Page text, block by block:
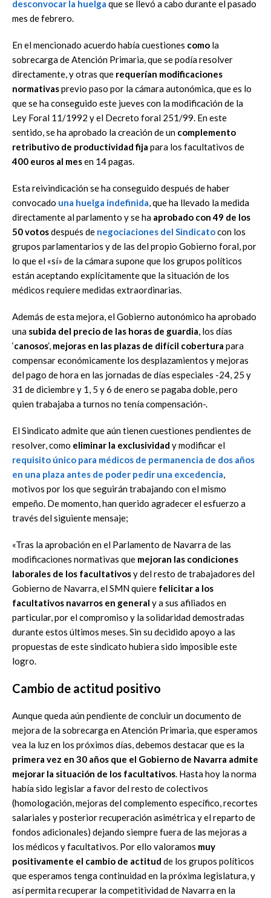
desconvocar la huelga que se llevó a cabo durante el pasado
mes de febrero.
En el mencionado acuerdo había cuestiones como la
sobrecarga de Atención Primaria, que se podía resolver
directamente, y otras que requerían modificaciones
normativasprevio paso por la cámara autonómica, que es lo
que se ha conseguido este jueves con la modificación de la
Ley Foral 11/1992 y el Decreto foral 251/99. En este
sentido, se ha aprobado la creación de un complemento
retributivo de productividad fija para los facultativos de
400 euros al mesen 14 pagas.
Esta reivindicación se ha conseguido después de haber
convocado una huelga indefinida, que ha llevado la medida
directamente al parlamento y se ha aprobado con 49 de los
50 votosdespués de negociaciones del Sindicatocon los
grupos parlamentarios y de las del propio Gobierno foral, por
lo que el «sí» de la cámara supone que los grupos políticos
están aceptando explícitamente que la situación de los
médicos requiere medidas extraordinarias.
Además de esta mejora, el Gobierno autonómico ha aprobado
una subida del precio de las horas de guardia, los días
‘canosos‘, mejoras en las plazas de difícil cobertura para
compensar económicamente los desplazamientos y mejoras
del pago de hora en las jornadas de días especiales -24, 25 y
31 de diciembre y 1, 5 y 6 de enero se pagaba doble, pero
quien trabajaba a turnos no tenía compensación-.
El Sindicato admite que aún tienen cuestiones pendientes de
resolver, como eliminar la exclusividad y modificar el
requisito único para médicos de permanencia de dos años
en una plaza antes de poder pedir una excedencia,
motivos por los que seguirán trabajando con el mismo
empeño. De momento, han querido agradecer el esfuerzo a
través del siguiente mensaje;
«Tras la aprobación en el Parlamento de Navarra de las
modificaciones normativas que mejoran las condiciones
laborales de los facultativosy del resto de trabajadores del
Gobierno de Navarra, el SMN quiere felicitar a los
facultativos navarros en general y a sus afiliados en
particular, por el compromiso y la solidaridad demostradas
durante estos últimos meses. Sin su decidido apoyo a las
propuestas de este sindicato hubiera sido imposible este
logro.
Cambio de actitud positivo
Aunque queda aún pendiente de concluir un documento de
mejora de la sobrecarga en Atención Primaria, que esperamos
vea la luz en los próximos días, debemos destacar que es la
primera vez en 30 años que el Gobierno de Navarra admite
mejorar la situación de los facultativos. Hasta hoy la norma
había sido legislar a favor del resto de colectivos
(homologación, mejoras del complemento específico, recortes
salariales y posterior recuperación asimétrica y el reparto de
fondos adicionales) dejando siempre fuera de las mejoras a
los médicos y facultativos. Por ello valoramos muy
positivamente el cambio de actitud de los grupos políticos
que esperamos tenga continuidad en la próxima legislatura, y
así permita recuperar la competitividad de Navarra en la